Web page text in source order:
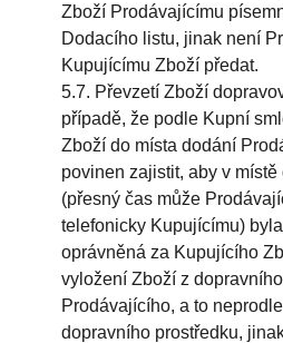
Zboží Prodávajícímu
Dodacího listu, jinak není
Kupujícímu Zboží předat.
5.7. Převzetí Zboží
případě, že podle Kupní
Zboží do místa dodání
povinen zajistit, aby v
(přesný čas může
telefonicky Kupujícímu)
oprávněná za Kupujícího
vyložení Zboží z
Prodávajícího, a to
dopravního prostředku,